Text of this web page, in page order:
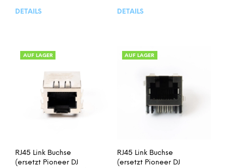
DETAILS DETAILS
AUF LAGER
RJ45 Link Buchse
(ersetzt Pioneer DJ
AUF LAGER
RJ45 Link Buchse
(ersetzt Pioneer DJ